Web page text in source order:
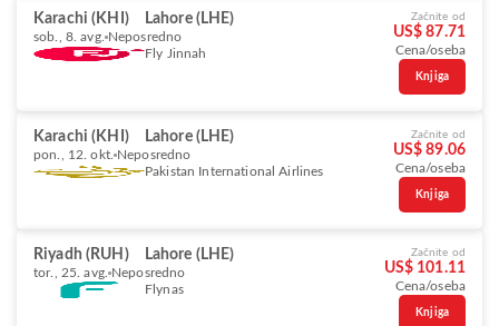
Karachi (KHI) Lahore (LHE)
sob., 8. avg. Neposredno
Fly Jinnah
Začnite od
US$ 87.71
Cena/oseba
Knjiga
Karachi (KHI) Lahore (LHE)
pon., 12. okt. Neposredno
Pakistan International Airlines
Začnite od
US$ 89.06
Cena/oseba
Knjiga
Riyadh (RUH) Lahore (LHE)
tor., 25. avg. Neposredno
Flynas
Začnite od
US$ 101.11
Cena/oseba
Knjiga